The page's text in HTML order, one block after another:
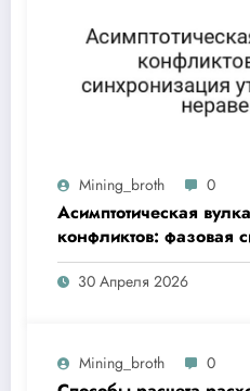
Mining_broth 0
Асимптотическая
конфликтов: фазовая
утреннего кофе и
30 Апреля 2026
Mining_broth 0